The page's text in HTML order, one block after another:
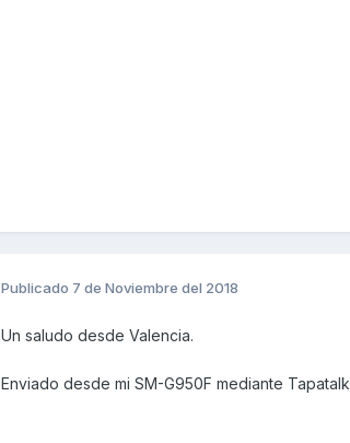
Publicado 7 de Noviembre del 2018
Un saludo desde Valencia.
Enviado desde mi SM-G950F mediante Tapatalk